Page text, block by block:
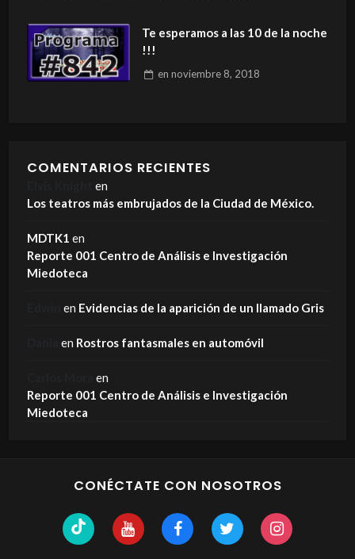
Te esperamos a las 10 de la noche
!!!
en noviembre 8, 2018
COMENTARIOS RECIENTES
en
Los teatros más embrujados de la Ciudad de México.
MDTK1 en
Reporte 001 Centro de Análisis e Investigación
Miedoteca
en Evidencias de la aparición de un llamado Gris
en Rostros fantasmales en automóvil
en
Reporte 001 Centro de Análisis e Investigación
Miedoteca
CONÉCTATE CON NOSOTROS